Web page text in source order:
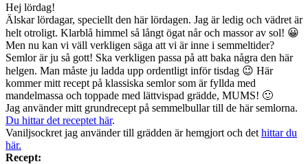
Hej lördag!
Älskar lördagar, speciellt den här lördagen. Jag är ledig och vädret är
helt otroligt. Klarblå himmel så långt ögat når och massor av sol! 😀
Men nu kan vi väll verkligen säga att vi är inne i semmeltider?
Semlor är ju så gott! Ska verkligen passa på att baka några den här
helgen. Man måste ju ladda upp ordentligt inför tisdag 😉 Här
kommer mitt recept på klassiska semlor som är fyllda med
mandelmassa och toppade med lättvispad grädde, MUMS! 🙂
Jag använder mitt grundrecept på semmelbullar till de här semlorna.
Du hittar det receptet här.
Vaniljsockret jag använder till grädden är hemgjort och det hittar du
här.
Recept: